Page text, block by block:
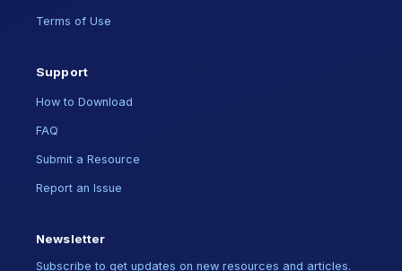
Terms of Use
Support
How to Download
FAQ
Submit a Resource
Report an Issue
Newsletter
Subscribe to get updates on new resources and articles.